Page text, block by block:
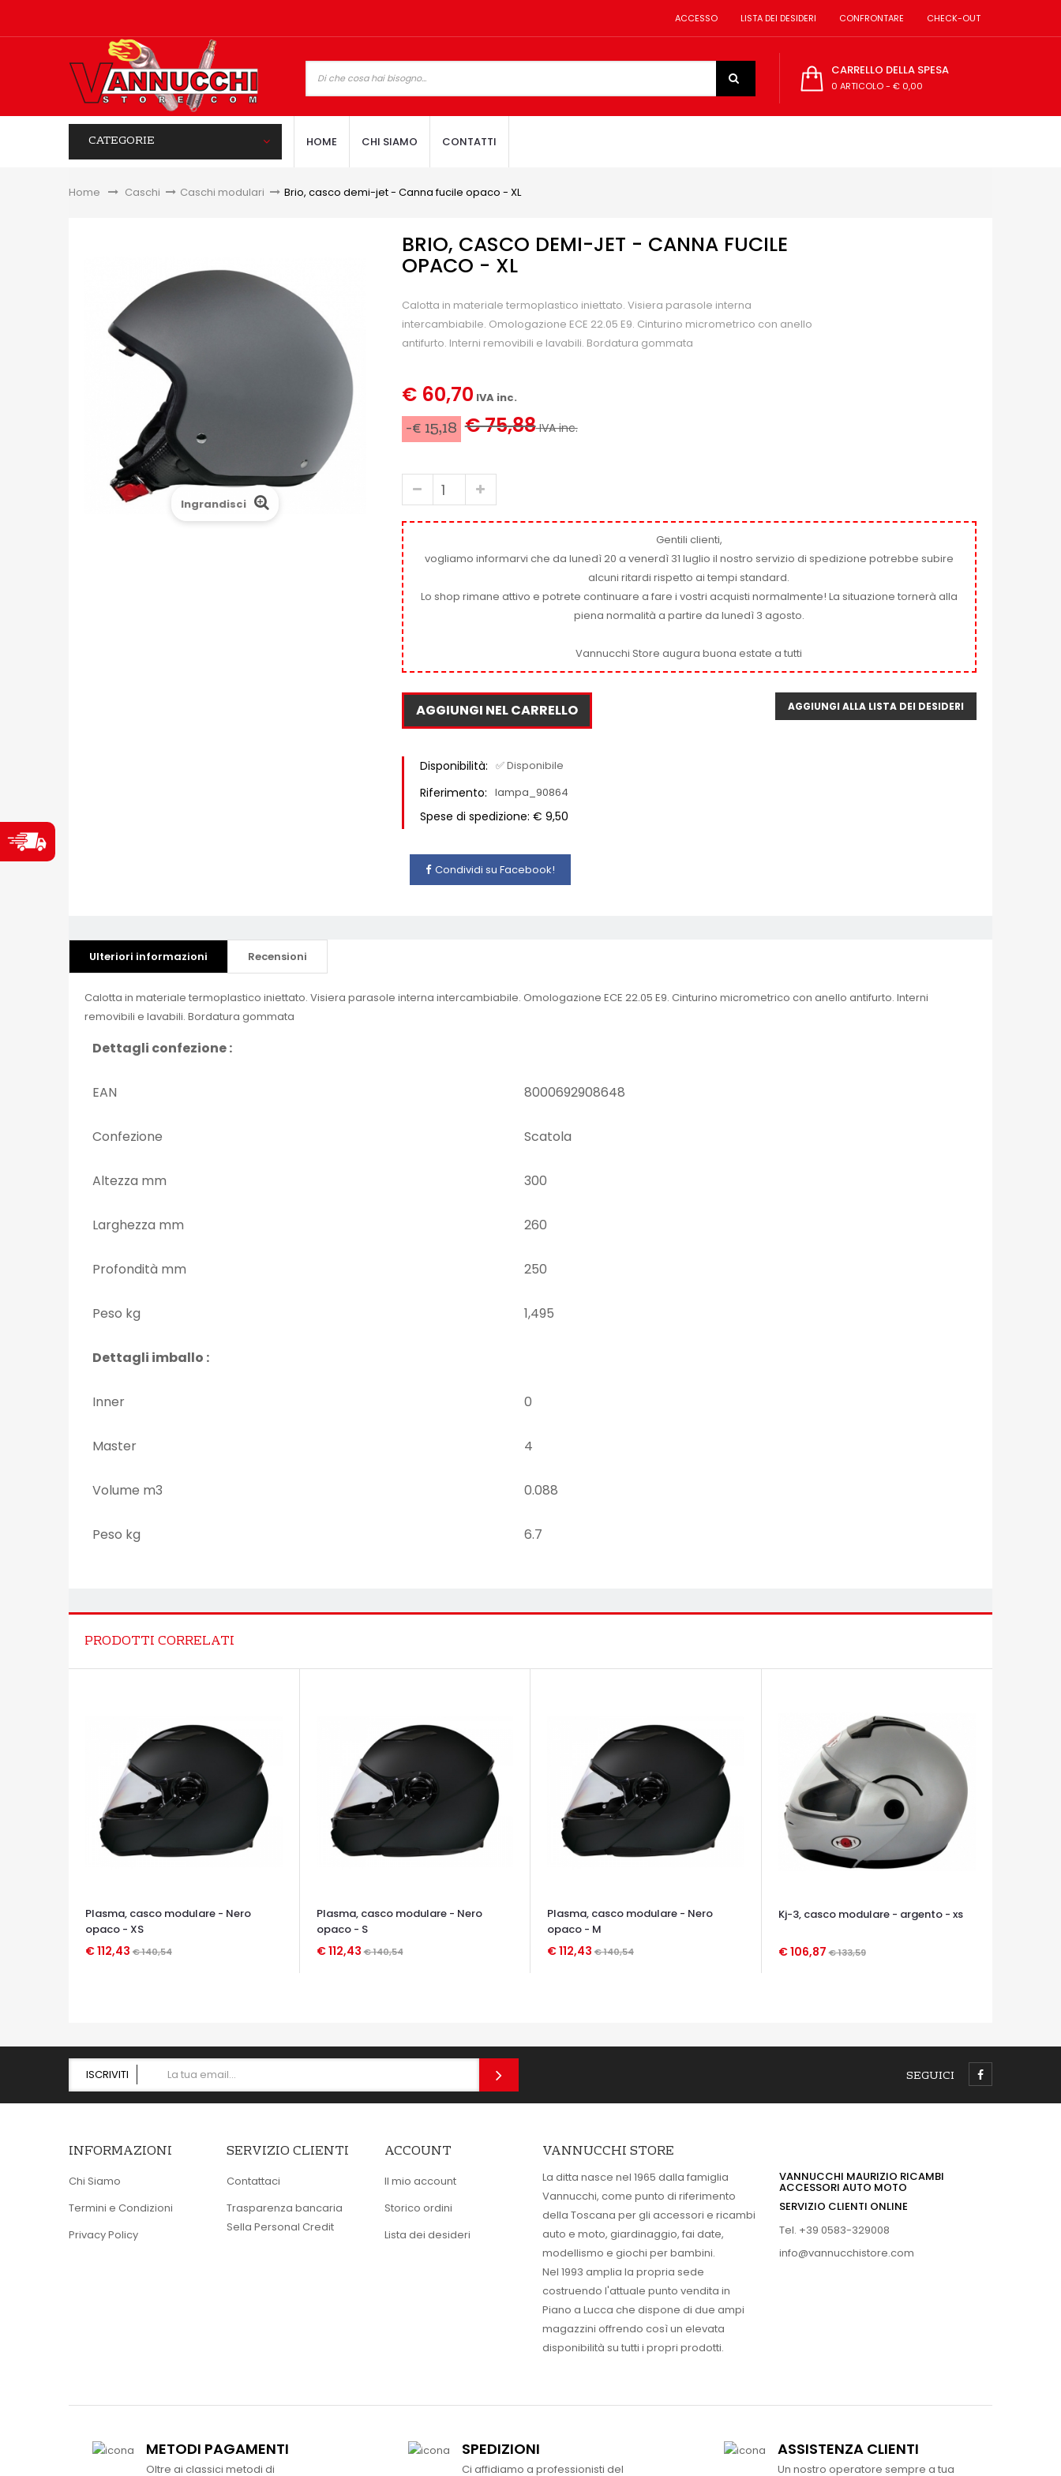
ACCESSO LISTA DEI DESIDERI CONFRONTARE CHECK-OUT
CARRELLO DELLA SPESA
0 ARTICOLO- € 0,00
CATEGORIE HOME CHI SIAMO CONTATTI
Home &gt;Caschi > Caschi modulari > Brio, casco demi-jet - Canna fucile opaco - XL
Ingrandisci
BRIO, CASCO DEMI-JET - CANNA FUCILE
OPACO - XL
Calotta in materiale termoplastico iniettato. Visiera parasole interna
intercambiabile. Omologazione ECE 22.05 E9. Cinturino micrometrico con anello
antifurto. Interni removibili e lavabili. Bordatura gommata
€ 60,70 IVA inc.
-€ 15,18 € 75,88IVA inc.
Gentili clienti,
vogliamo informarvi che da lunedì 20 a venerdì 31 luglio il nostro servizio di spedizione potrebbe subire
alcuni ritardi rispetto ai tempi standard.
Lo shop rimane attivo e potrete continuare a fare i vostri acquisti normalmente! La situazione tornerà alla
piena normalità a partire da lunedì 3 agosto.
Vannucchi Store augura buona estate a tutti
AGGIUNGI NEL CARRELLO AGGIUNGI ALLA LISTA DEI DESIDERI
Disponibilità: ✅ Disponibile
Riferimento: lampa_90864
Spese di spedizione: € 9,50
Condividi su Facebook!
Ulteriori informazioni Recensioni
Calotta in materiale termoplastico iniettato. Visiera parasole interna intercambiabile. Omologazione ECE 22.05 E9. Cinturino micrometrico con anello antifurto. Interni
removibili e lavabili. Bordatura gommata
Dettagli confezione :
EAN 8000692908648
Confezione Scatola
Altezza mm 300
Larghezza mm 260
Profondità mm 250
Peso kg 1,495
Dettagli imballo :
Inner 0
Master 4
Volume m3 0.088
Peso kg 6.7
PRODOTTI CORRELATI
Plasma, casco modulare - Nero
opaco - XS
€ 112,43 € 140,54
Plasma, casco modulare - Nero
opaco - S
€ 112,43€ 140,54
Plasma, casco modulare - Nero
opaco - M
€ 112,43 € 140,54
Kj-3, casco modulare - argento - xs
€ 106,87€ 133,59
ISCRIVITI SEGUICI
INFORMAZIONI
Chi Siamo
Termini e Condizioni
Privacy Policy
SERVIZIO CLIENTI
Contattaci
Trasparenza bancaria
Sella Personal Credit
ACCOUNT
Il mio account
Storico ordini
Lista dei desideri
VANNUCCHI STORE
La ditta nasce nel 1965 dalla famiglia
Vannucchi, come punto di riferimento
della Toscana per gli accessori e ricambi
auto e moto, giardinaggio, fai date,
modellismo e giochi per bambini.
Nel 1993 amplia la propria sede
costruendo l'attuale punto vendita in
Piano a Lucca che dispone di due ampi
magazzini offrendo così un elevata
disponibilità su tutti i propri prodotti.
VANNUCCHI MAURIZIO RICAMBI
ACCESSORI AUTO MOTO
SERVIZIO CLIENTI ONLINE
Tel. +39 0583-329008
info@vannucchistore.com
METODI PAGAMENTI
Oltre ai classici metodi di
SPEDIZIONI
Ci affidiamo a professionisti del
ASSISTENZA CLIENTI
Un nostro operatore sempre a tua